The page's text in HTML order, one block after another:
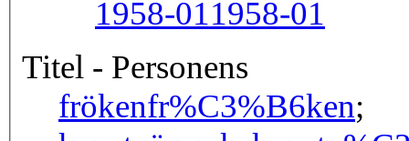
1958-011958-01
Titel - Personens
frökenfr%C3%B6ken;